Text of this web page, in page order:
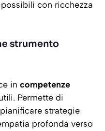
con ricchezza
strumento
in competenze
Permette di
strategie
profonda verso